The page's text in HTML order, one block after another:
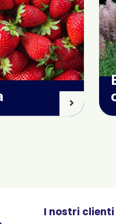
I nostri clienti